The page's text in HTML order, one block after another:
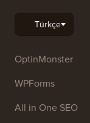
OptinMonster
WPForms
All in One SEO